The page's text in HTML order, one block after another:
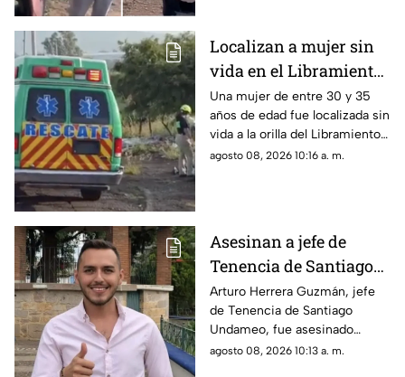
caso. La agresión dejó a un
hombre de 62 años muerto y a
su hijo, de 34, lesionado.
Localizan a mujer sin
vida en el Libramiento
Norte; permanece sin
identificar
Una mujer de entre 30 y 35
años de edad fue localizada sin
vida a la orilla del Libramiento
Norte de Zamora, en las
agosto 08, 2026 10:16 a. m.
Asesinan a jefe de
Tenencia de Santiago
Undameo en una
cancha de futbol en
Morelia
Arturo Herrera Guzmán, jefe
de Tenencia de Santiago
Undameo, fue asesinado
durante un ataque armado
agosto 08, 2026 10:13 a. m.